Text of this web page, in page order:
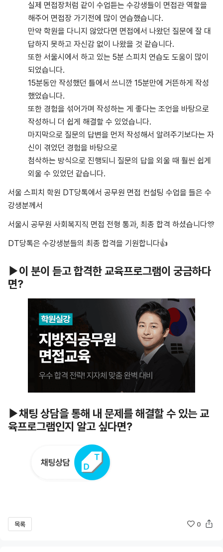
실제 면접장처럼 같이 수업듣는 수강생들이 면접관 역할을
해주어 면접장 가기전에 많이 연습했습니다.
만약 학원을 다니지 않았다면 면접에서 나왔던 질문에 잘 대
답하지 못하고 자신감 없이 나왔을 것 같습니다.
또한 서울시에서 하고 있는 5분 스피치 연습도 도움이 많이
되었습니다.
15분동안 작성했던 틀에서 쓰니깐 15분만에 거뜬하게 작성
했었습니다.
또한 경험을 섞어가며 작성하는 게 좋다는 조언을 바탕으로
작성하니 더 쉽게 해결할 수 있었습니다.
마지막으로 질문의 답변을 먼저 작성해서 알려주기보다는 자
신이 겪었던 경험을 바탕으로
첨삭하는 방식으로 진행되니 질문의 답을 외울 때 훨씬 쉽게
외울 수 있었던 같습니다.
서울 스피치 학원 DT당톡에서 공무원 면접 컨설팅 수업을 들은 수
강생분께서
서울시 공무원 사회복지직 면접 전형 통과, 최종 합격 하셨습니다🎊
DT당톡은 수강생분들의 최종 합격을 기원합니다👍
▶이 분이 듣고 합격한 교육프로그램이 궁금하다
면?
▶채팅 상담을 통해 내 문제를 해결할 수 있는 교
육프로그램인지 알고 싶다면?
목록 0